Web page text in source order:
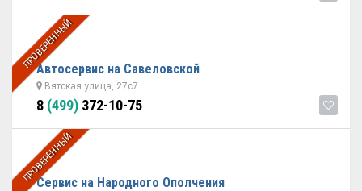
ПРОВЕРЕННЫЙ
Автосервис на Савеловской
Вятская улица, 27с7
8 (499) 372-10-75
ПРОВЕРЕННЫЙ
Сервис на Народного Ополчения